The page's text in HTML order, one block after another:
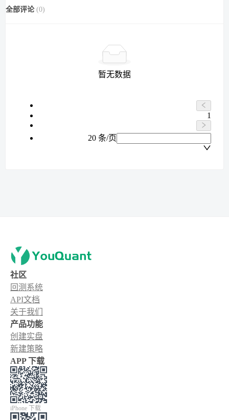
全部评论 (0)
暂无数据
1
20 条/页
社区
回测系统
API文档
关于我们
产品功能
创建实盘
新建策略
APP 下载
iPhone 下载